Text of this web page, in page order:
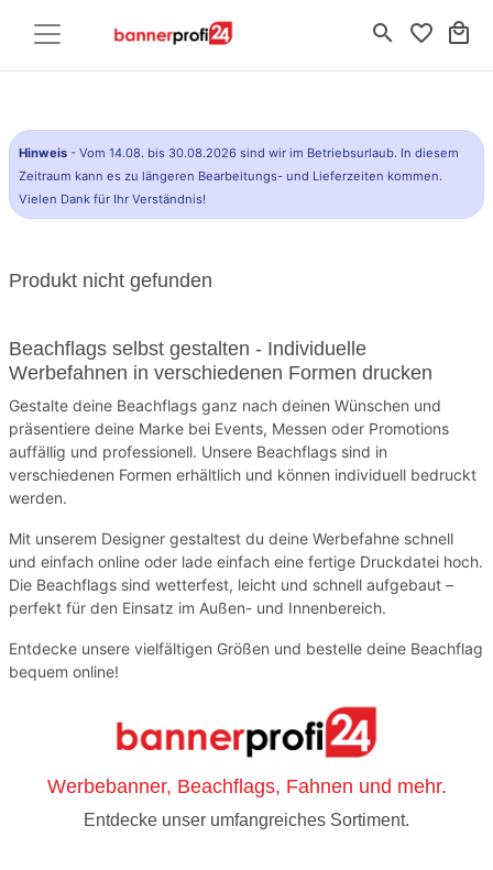
search favorite_border local_mall
Hinweis - Vom 14.08. bis 30.08.2026 sind wir im Betriebsurlaub. In diesem
Zeitraum kann es zu längeren Bearbeitungs- und Lieferzeiten kommen.
Vielen Dank für Ihr Verständnis!
Produkt nicht gefunden
Beachflags selbst gestalten - Individuelle
Werbefahnen in verschiedenen Formen drucken
Gestalte deine Beachflags ganz nach deinen Wünschen und
präsentiere deine Marke bei Events, Messen oder Promotions
auffällig und professionell. Unsere Beachflags sind in
verschiedenen Formen erhältlich und können individuell bedruckt
werden.
Mit unserem Designer gestaltest du deine Werbefahne schnell
und einfach online oder lade einfach eine fertige Druckdatei hoch.
Die Beachflags sind wetterfest, leicht und schnell aufgebaut –
perfekt für den Einsatz im Außen- und Innenbereich.
Entdecke unsere vielfältigen Größen und bestelle deine Beachflag
bequem online!
Werbebanner, Beachflags, Fahnen und mehr.
Entdecke unser umfangreiches Sortiment.